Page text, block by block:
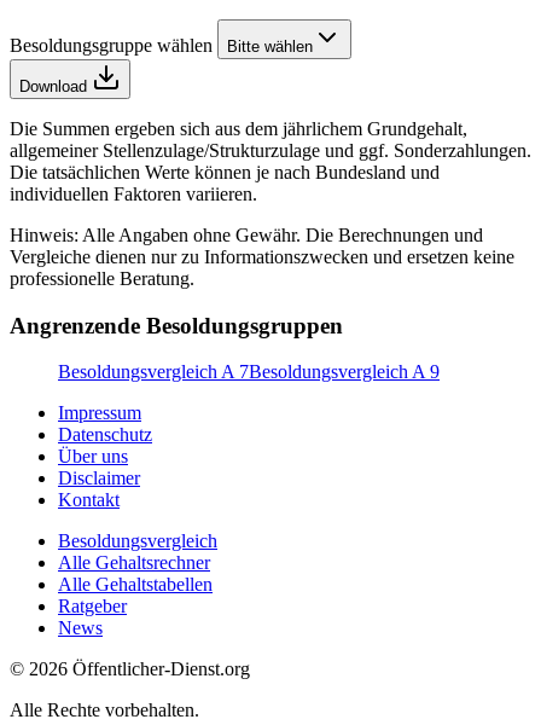
Besoldungsgruppe wählen Bitte wählen
Download
Die Summen ergeben sich aus dem jährlichem Grundgehalt,
allgemeiner Stellenzulage/Strukturzulage und ggf. Sonderzahlungen.
Die tatsächlichen Werte können je nach Bundesland und
individuellen Faktoren variieren.
Hinweis: Alle Angaben ohne Gewähr. Die Berechnungen und
Vergleiche dienen nur zu Informationszwecken und ersetzen keine
professionelle Beratung.
Angrenzende Besoldungsgruppen
Besoldungsvergleich A 7Besoldungsvergleich A 9
Impressum
Datenschutz
Über uns
Disclaimer
Kontakt
Besoldungsvergleich
Alle Gehaltsrechner
Alle Gehaltstabellen
Ratgeber
News
© 2026 Öffentlicher-Dienst.org
Alle Rechte vorbehalten.